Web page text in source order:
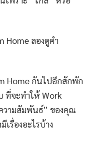
Home ลองดูคำ
Home กันไปอีกสักพัก
ที่จะทำให้ Work
วามสัมพันธ์” ของคุณ
รื่องอะไรบ้าง